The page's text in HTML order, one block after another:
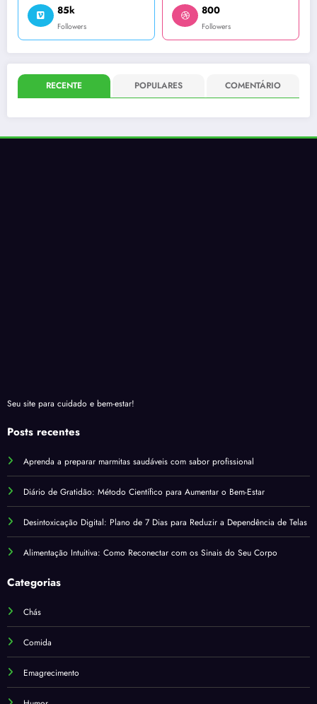
85k
Followers
800
Followers
RECENTE POPULARES COMENTÁRIO
Seu site para cuidado e bem-estar!
Posts recentes
Aprenda a preparar marmitas saudáveis com sabor profissional
Diário de Gratidão: Método Científico para Aumentar o Bem-Estar
Desintoxicação Digital: Plano de 7 Dias para Reduzir a Dependência de Telas
Alimentação Intuitiva: Como Reconectar com os Sinais do Seu Corpo
Categorias
Chás
Comida
Emagrecimento